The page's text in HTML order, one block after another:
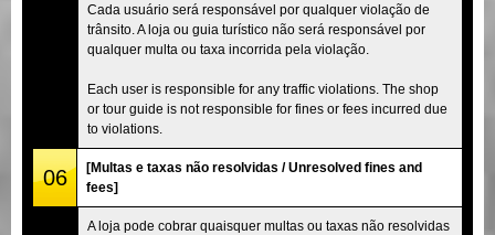
Cada usuário será responsável por qualquer violação de
trânsito. A loja ou guia turístico não será responsável por
qualquer multa ou taxa incorrida pela violação.
Each user is responsible for any traffic violations. The shop
or tour guide is not responsible for fines or fees incurred due
to violations.
06
[Multas e taxas não resolvidas / Unresolved fines and
fees]
A loja pode cobrar quaisquer multas ou taxas não resolvidas